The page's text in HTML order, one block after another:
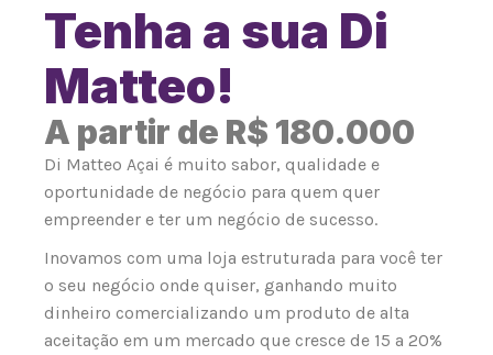
Tenha a sua Di
Matteo!
A partir de R$ 180.000
Di Matteo Açai é muito sabor, qualidade e
oportunidade de negócio para quem quer
empreender e ter um negócio de sucesso.
Inovamos com uma loja estruturada para você ter
o seu negócio onde quiser, ganhando muito
dinheiro comercializando um produto de alta
aceitação em um mercado que cresce de 15 a 20%